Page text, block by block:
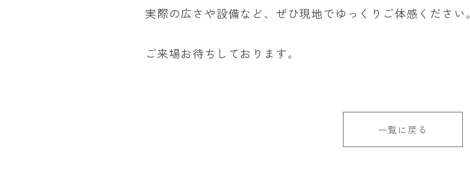
実際の広さや設備など、ぜひ現地でゆっくりご体感ください。
ご来場お待ちしております。
一覧に戻る